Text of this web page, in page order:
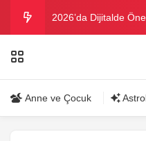
2026’da Dijitalde
Anne ve Çocuk